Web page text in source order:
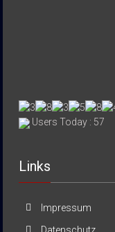
Users Today : 57
Links
Impressum